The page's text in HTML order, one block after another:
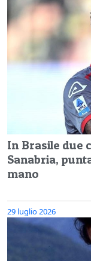
In Brasile due
Sanabria,
mano
29 luglio 2026